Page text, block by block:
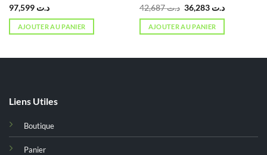
د.ت 97,599
AJOUTER AU PANIER
د.ت42,687
Le
prix
initial
était :
د.ت 36,283
Le
AJOUTER AU PANIER
Liens Utiles
Boutique
Panier